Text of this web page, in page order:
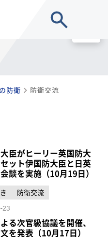
防衛 防衛交流
臣がヒーリー英国防大
ット伊国防大臣と日英
談を実施（10月19日）
防衛交流
23
る次官級協議を開催、
を発表（10月17日）